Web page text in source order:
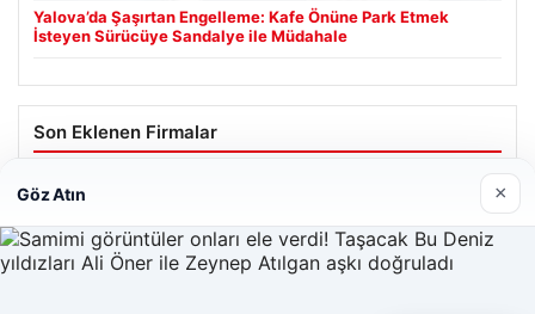
Yalova’da Şaşırtan Engelleme: Kafe Önüne Park Etmek
İsteyen Sürücüye Sandalye ile Müdahale
Son Eklenen Firmalar
Göz Atın ×